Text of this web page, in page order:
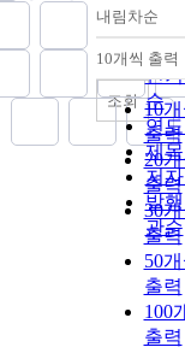
정
순
인
순
연
제
저
발
관순
내림차순
내
10개씩 출력
10
출력
20
출력
30
출력
50
출력
100
출력
조회